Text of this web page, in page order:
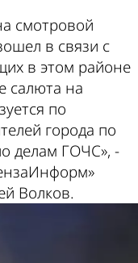
смотровой
в связи с
в этом районе
салюта на
по
города по
делам ГОЧС», -
Волков.